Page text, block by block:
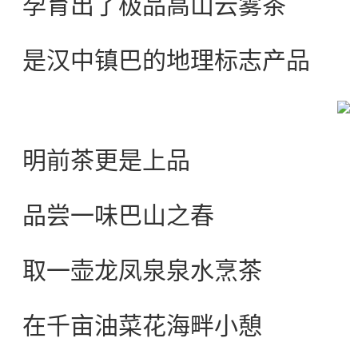
是汉中镇巴的地理标志产品
明前茶更是上品
品尝一味巴山之春
取一壶龙凤泉泉水烹茶
在千亩油菜花海畔小憩